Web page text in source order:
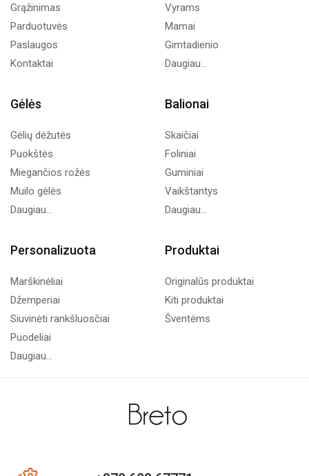
Grąžinimas
Parduotuvės
Paslaugos
Kontaktai
Vyrams
Mamai
Gimtadienio
Daugiau...
Gėlės
Gėlių dėžutės
Puokštės
Miegančios rožės
Muilo gėlės
Daugiau...
Balionai
Skaičiai
Foliniai
Guminiai
Vaikštantys
Daugiau...
Personalizuota
Marškinėliai
Džemperiai
Siuvinėti rankšluosčiai
Puodeliai
Daugiau...
Produktai
Originalūs produktai
Kiti produktai
Šventėms